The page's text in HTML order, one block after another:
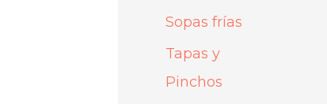
Sopas frías
Tapas y
Pinchos